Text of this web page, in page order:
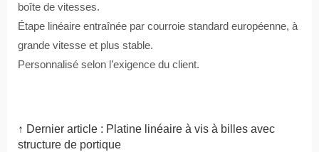
boîte de vitesses.
Étape linéaire entraînée par courroie standard européenne, à
grande vitesse et plus stable.
Personnalisé selon l’exigence du client.
↑ Dernier article : Platine linéaire à vis à billes avec
structure de portique